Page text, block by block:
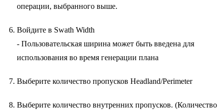
операции, выбранного выше.
Войдите в Swath Width
- Пользовательская ширина может быть введена для
использования во время генерации плана
Выберите количество пропусков Headland/Perimeter
Выберите количество внутренних пропусков. (Количество